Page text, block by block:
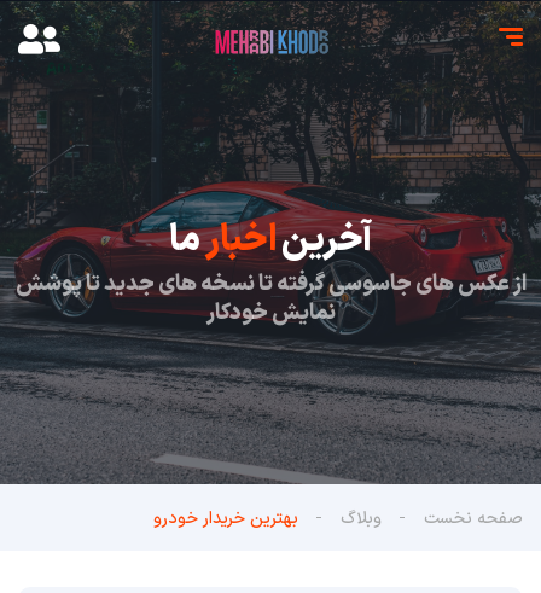
آخریناخبارما
از عکس های جاسوسی گرفته تا نسخه های جدید تا پوشش
نمایش خودکار
صفحه نخست وبلاگ بهترین خریدار خودرو